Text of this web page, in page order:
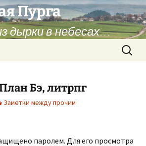
Пурга
дырки в небесах…
Найти:
Бэ, литрпг
Заметки между прочим
паролем. Для его просмотра